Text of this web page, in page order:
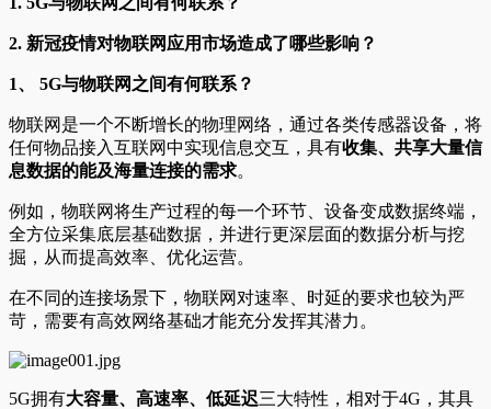
2. 新冠疫情对物联网应用市场造成了哪些影响？
1、 5G与物联网之间有何联系？
物联网是一个不断增长的物理网络，通过各类传感器设备，将
任何物品接入互联网中实现信息交互，具有收集、共享大量信
息数据的能及海量连接的需求。
例如，物联网将生产过程的每一个环节、设备变成数据终端，
全方位采集底层基础数据，并进行更深层面的数据分析与挖
掘，从而提高效率、优化运营。
在不同的连接场景下，物联网对速率、时延的要求也较为严
苛，需要有高效网络基础才能充分发挥其潜力。
5G拥有大容量、高速率、低延迟三大特性，相对于4G，其具